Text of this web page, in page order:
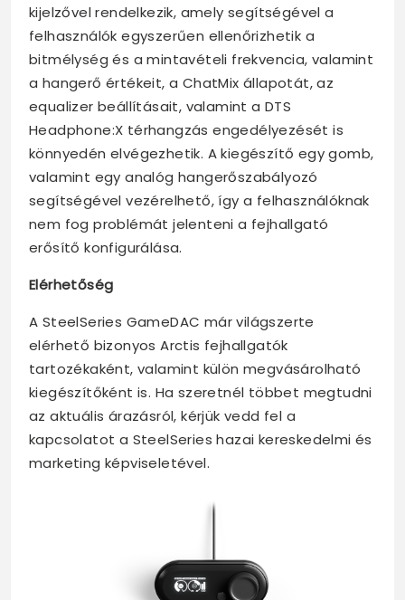
kijelzővel rendelkezik, amely segítségével a
felhasználók egyszerűen ellenőrizhetik a
bitmélység és a mintavételi frekvencia, valamint
a hangerő értékeit, a ChatMix állapotát, az
equalizer beállításait, valamint a DTS
Headphone:X térhangzás engedélyezését is
könnyedén elvégezhetik. A kiegészítő egy gomb,
valamint egy analóg hangerőszabályozó
segítségével vezérelhető, így a felhasználóknak
nem fog problémát jelenteni a fejhallgató
erősítő konfigurálása.
Elérhetőség
A SteelSeries GameDAC már világszerte
elérhető bizonyos Arctis fejhallgatók
tartozékaként, valamint külön megvásárolható
kiegészítőként is. Ha szeretnél többet megtudni
az aktuális árazásról, kérjük vedd fel a
kapcsolatot a SteelSeries hazai kereskedelmi és
marketing képviseletével.